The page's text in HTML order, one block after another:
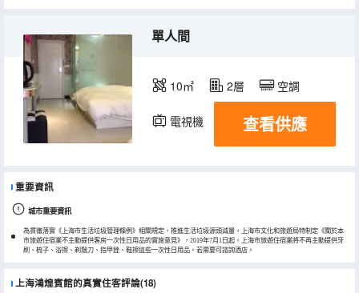
單人間
10㎡ 2層 空調
電視機 查看供應
重要資訊
城市重要資訊
為貫徹落實《上海市生活垃圾管理條例》相關規定，推進生活垃圾源頭減量，上海市文化和旅遊局特制定《關於本
市旅遊住宿業不主動提供客房一次性日用品的實施意見》，2019年7月1日起，上海市旅遊住宿業將不再主動提供牙
刷、梳子、浴擦、剃鬚刀、指甲銼、鞋擦這些一次性日用品。若需要可諮詢酒店。
上海鴻煌賓館的真實住客評論(18)